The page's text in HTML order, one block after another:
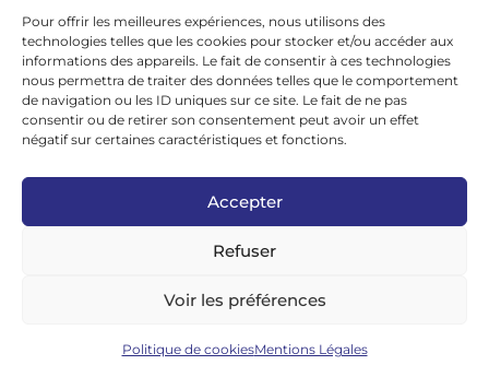
Pour offrir les meilleures expériences, nous utilisons des
technologies telles que les cookies pour stocker et/ou accéder aux
informations des appareils. Le fait de consentir à ces technologies
nous permettra de traiter des données telles que le comportement
de navigation ou les ID uniques sur ce site. Le fait de ne pas
consentir ou de retirer son consentement peut avoir un effet
négatif sur certaines caractéristiques et fonctions.
Accepter
Refuser
Voir les préférences
Politique de cookiesMentions Légales
Réseaux sociaux
google news
facebook
twitter